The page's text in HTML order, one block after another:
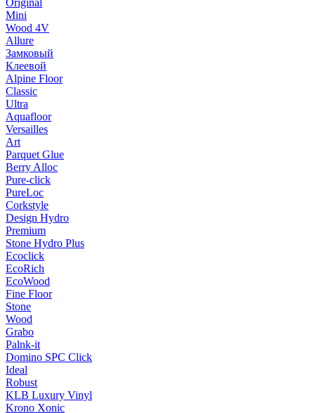
Original
Mini
Wood 4V
Allure
Замковый
Клеевой
Alpine Floor
Classic
Ultra
Aquafloor
Versailles
Art
Parquet Glue
Berry Alloc
Pure-click
PureLoc
Corkstyle
Design Hydro
Premium
Stone Hydro Plus
Ecoclick
EcoRich
EcoWood
Fine Floor
Stone
Wood
Grabo
Palnk-it
Domino SPC Click
Ideal
Robust
KLB Luxury Vinyl
Krono Xonic